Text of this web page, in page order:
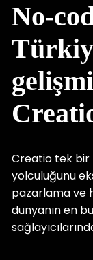
No-
Creatio tek
yolculuğunu
pazarlama ve
dünyanın en